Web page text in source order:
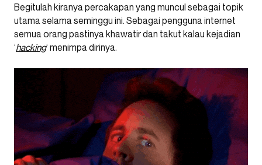
Begitulah kiranya percakapan yang muncul sebagai topik
utama selama seminggu ini. Sebagai pengguna internet
semua orang pastinya khawatir dan takut kalau kejadian
‘hacking‘ menimpa dirinya.